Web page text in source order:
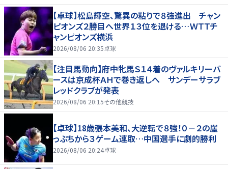
【卓球】松島輝空、驚異の粘りで８強進出 チャン
ピオンズ２勝目へ世界１３位を退ける…ＷＴＴチ
ャンピオンズ横浜
2026/08/06 20:35卓球
【注目馬動向】府中牝馬Ｓ１４着のヴァルキリーバ
ースは京成杯ＡＨで巻き返しへ サンデーサラブ
レッドクラブが発表
2026/08/06 20:15その他競技
【卓球】18歳張本美和、大逆転で８強！０－２の崖
っぷちから３ゲーム連取…中国選手に劇的勝利
2026/08/06 20:24卓球